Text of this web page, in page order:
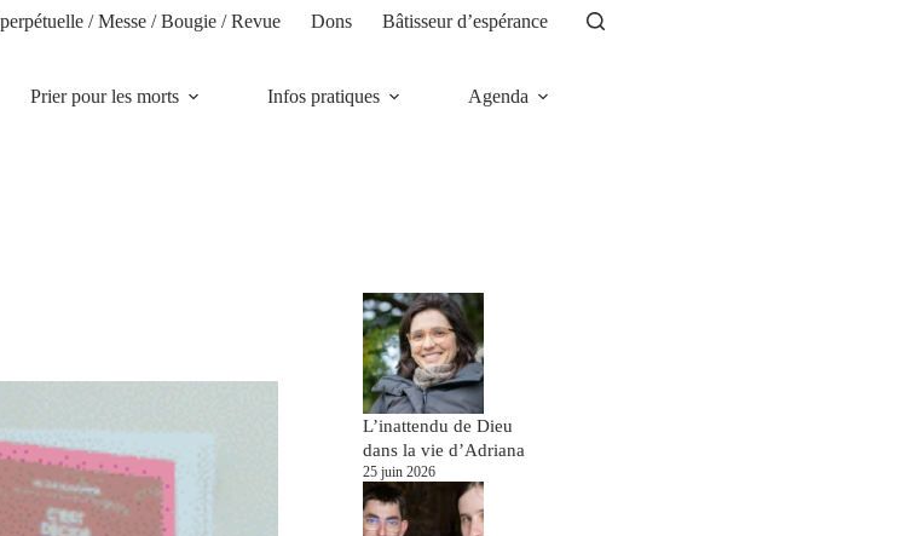
/ Messe / Bougie / Revue Dons Bâtisseur d’espérance
Prier pour les morts Infos pratiques Agenda
L’inattendu de Dieu
dans la vie d’Adriana
25 juin 2026